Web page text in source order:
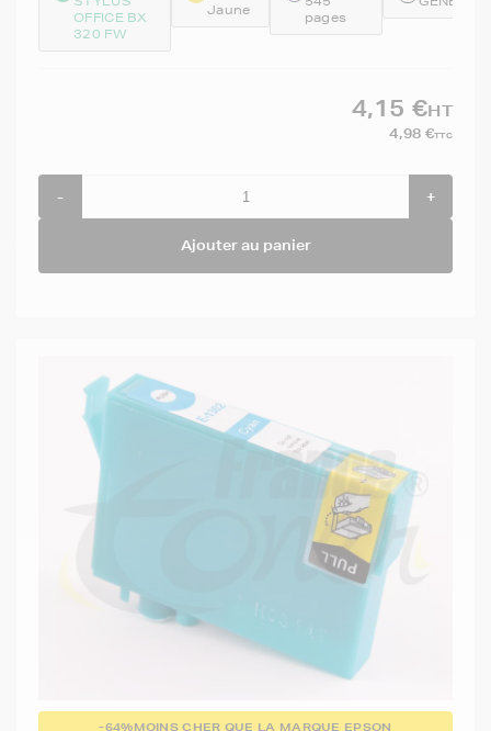
OFFICE BX
320 FW
Jaune
pages
4,15 €HT
4,98 €TTC
- +
Ajouter au panier
-64%MOINS CHER QUE LA MARQUE EPSON